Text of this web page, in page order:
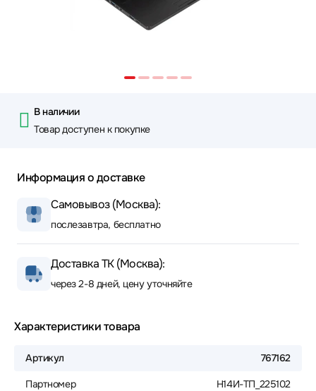
В наличии
Товар доступен к покупке
Информация о доставке
Самовывоз (Москва):
послезавтра, бесплатно
Доставка ТК (Москва):
через 2-8 дней, цену уточняйте
Характеристики товара
Артикул 767162
Партномер Н14И-ТП_225102